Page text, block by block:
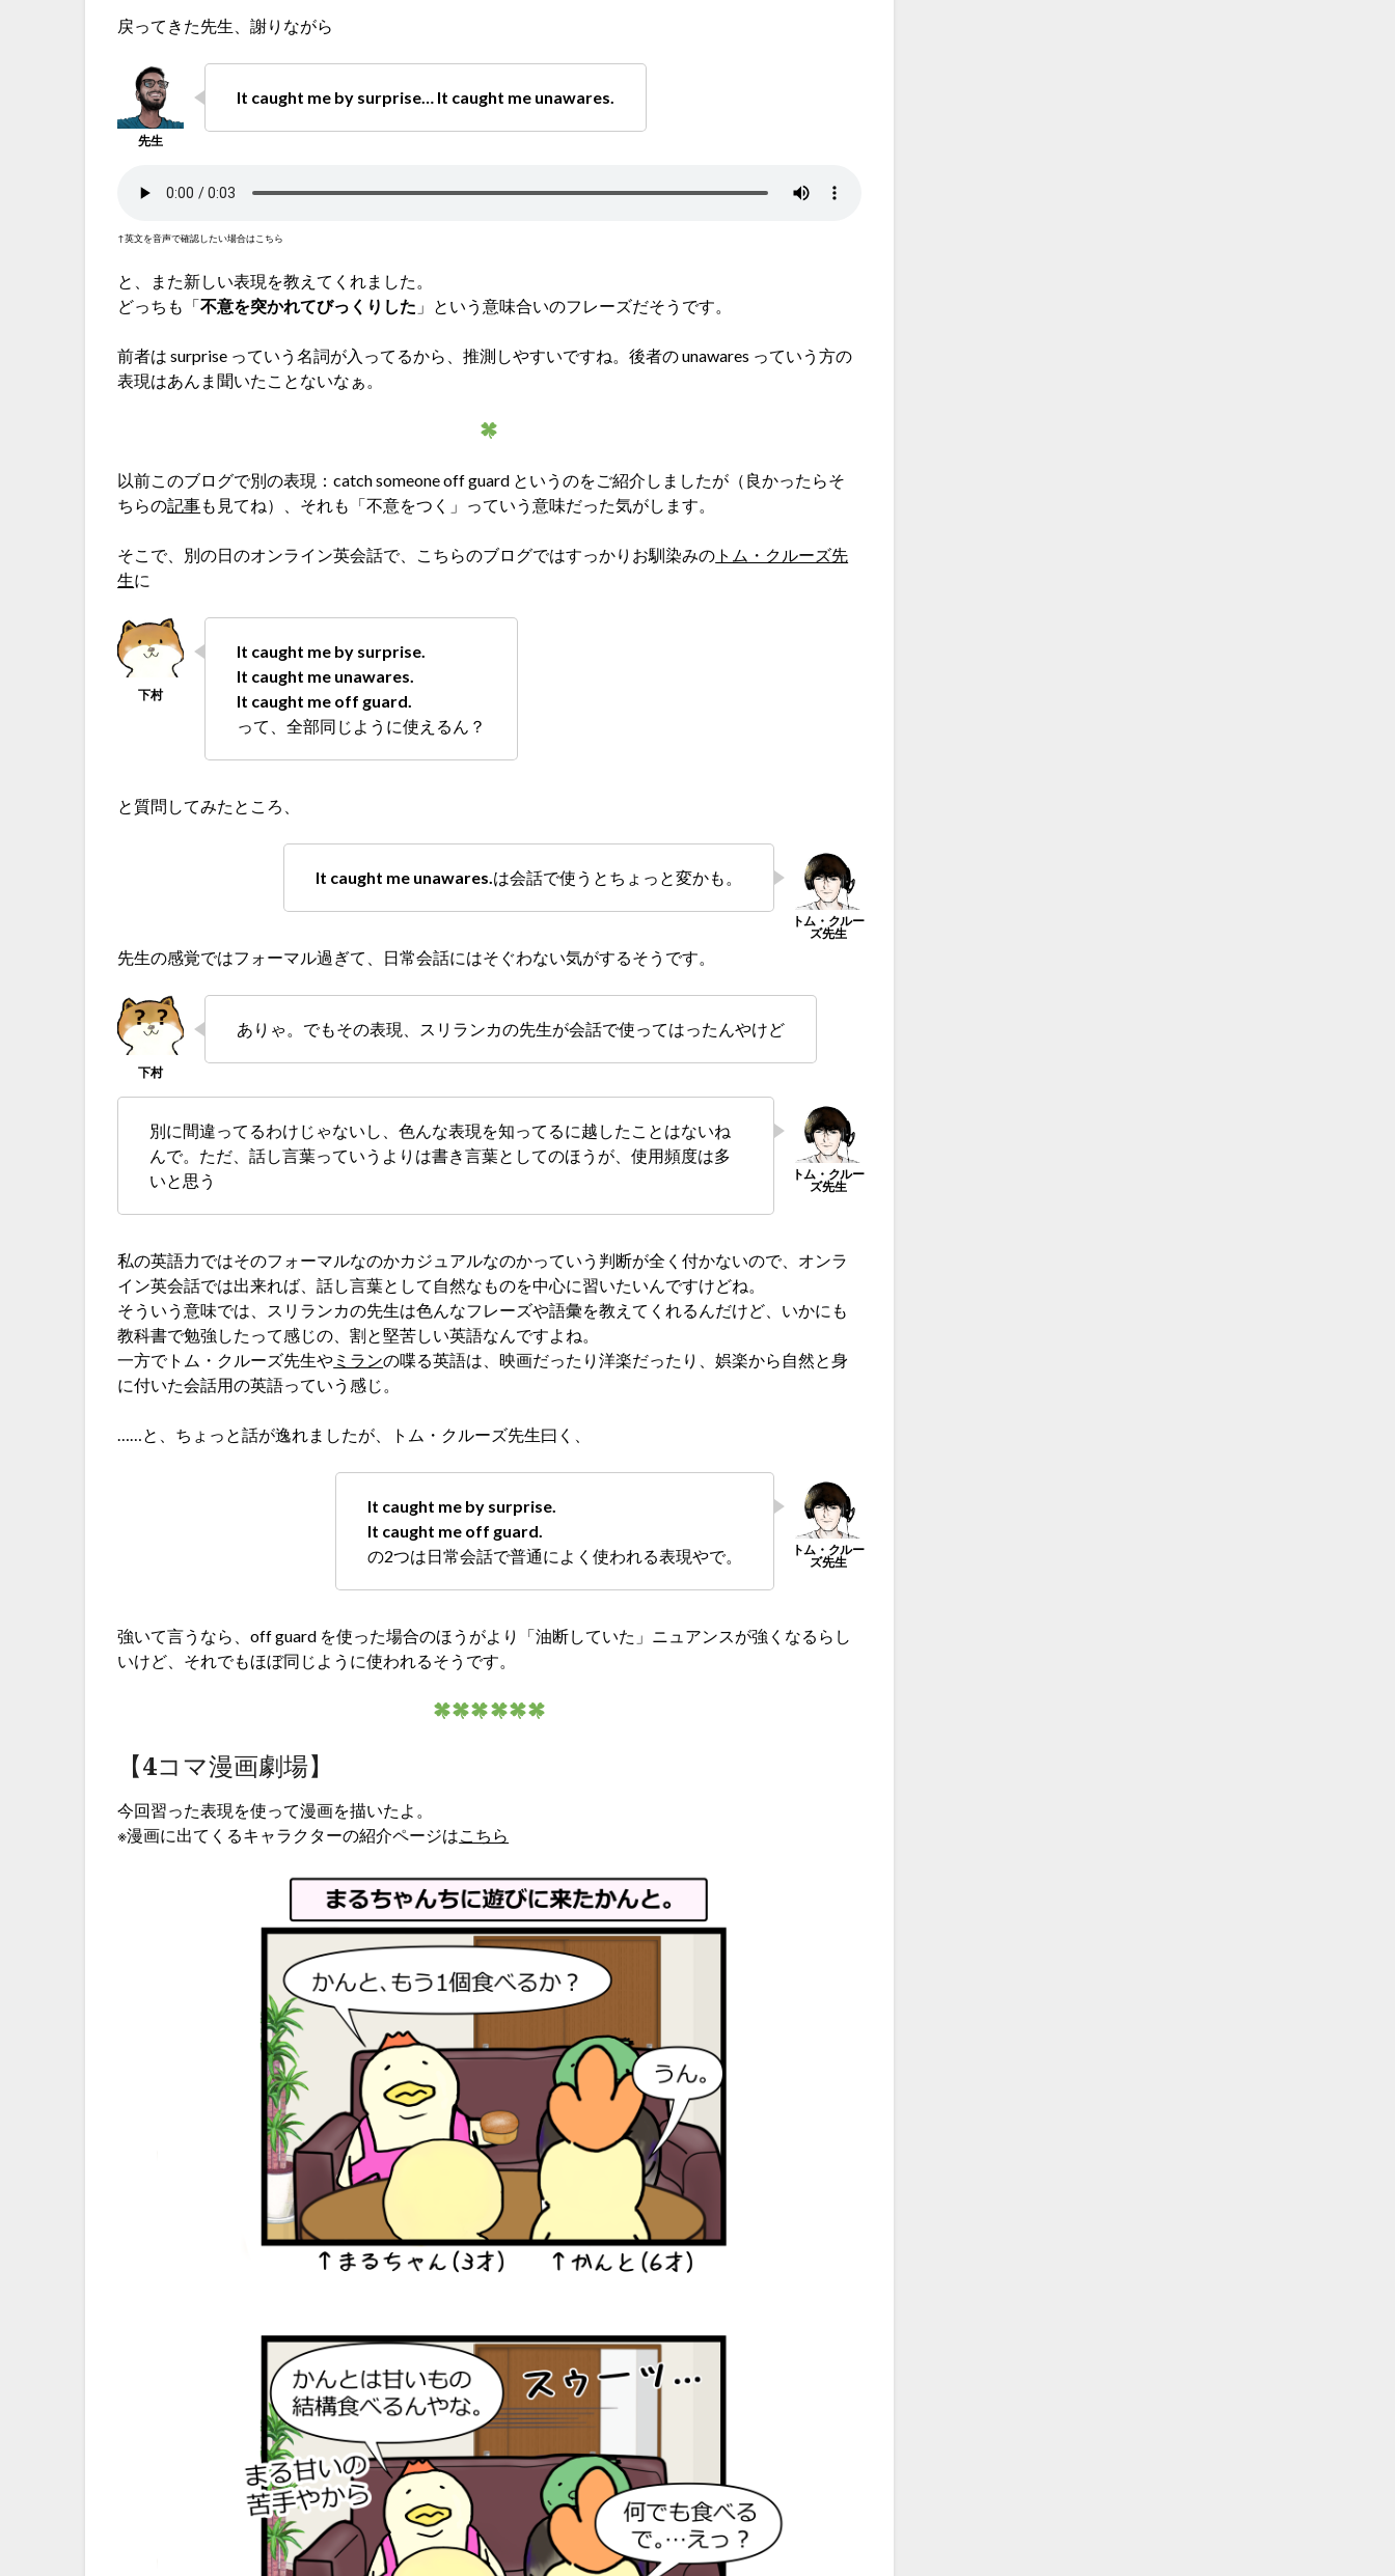
戻ってきた先生、謝りながら
It caught me by surprise… It caught me unawares.
↑英文を音声で確認したい場合はこちら
と、また新しい表現を教えてくれました。
どっちも「不意を突かれてびっくりした 」という意味合いのフレーズだそうです。
前者は surprise っていう名詞が入ってるから、推測しやすいですね。後者の unawares っていう方の
表現はあんま聞いたことないなぁ。
以前このブログで別の表現：catch someone off guard というのをご紹介しましたが（良かったらそ
ちらの記事も見てね）、それも「不意をつく」っていう意味だった気がします。
そこで、別の日のオンライン英会話で、こちらのブログではすっかりお馴染みの トム・クルーズ先
生に
It caught me by surprise.
It caught me unawares.
It caught me off guard.
って、全部同じように使えるん？
と質問してみたところ、
It caught me unawares.は会話で使うとちょっと変かも。
先生の感覚ではフォーマル過ぎて、日常会話にはそぐわない気がするそうです。
ありゃ。でもその表現、スリランカの先生が会話で使ってはったんやけど
別に間違ってるわけじゃないし、色んな表現を知ってるに越したことはないね
んで。ただ、話し言葉っていうよりは書き言葉としてのほうが、使用頻度は多
いと思う
私の英語力ではそのフォーマルなのかカジュアルなのかっていう判断が全く付かないので、オンラ
イン英会話では出来れば、話し言葉として自然なものを中心に習いたいんですけどね。
そういう意味では、スリランカの先生は色んなフレーズや語彙を教えてくれるんだけど、いかにも
教科書で勉強したって感じの、割と堅苦しい英語なんですよね。
一方でトム・クルーズ先生や ミランの喋る英語は、映画だったり洋楽だったり、娯楽から自然と身
に付いた会話用の英語っていう感じ。
……と、ちょっと話が逸れましたが、トム・クルーズ先生曰く、
It caught me by surprise.
It caught me off guard.
の2つは日常会話で普通によく使われる表現やで。
強いて言うなら、off guard を使った場合のほうがより「油断していた」ニュアンスが強くなるらし
いけど、それでもほぼ同じように使われるそうです。
【4コマ漫画劇場】
今回習った表現を使って漫画を描いたよ。
※漫画に出てくるキャラクターの紹介ページはこちら